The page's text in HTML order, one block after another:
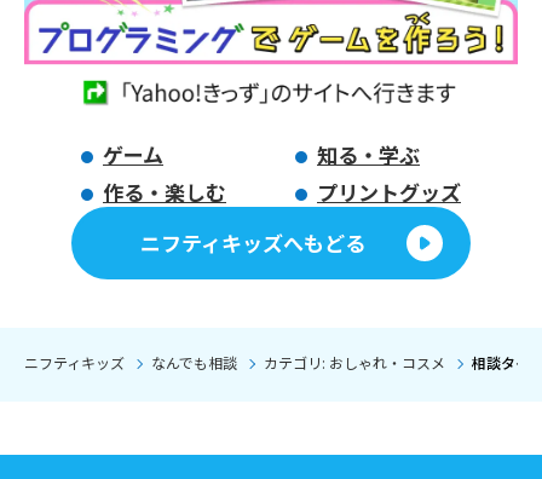
ゲーム
知る・学ぶ
作る・楽しむ
プリントグッズ
ニフティキッズへもどる
ニフティキッズ なんでも相談 カテゴリ: おしゃれ・コスメ 相談タイ